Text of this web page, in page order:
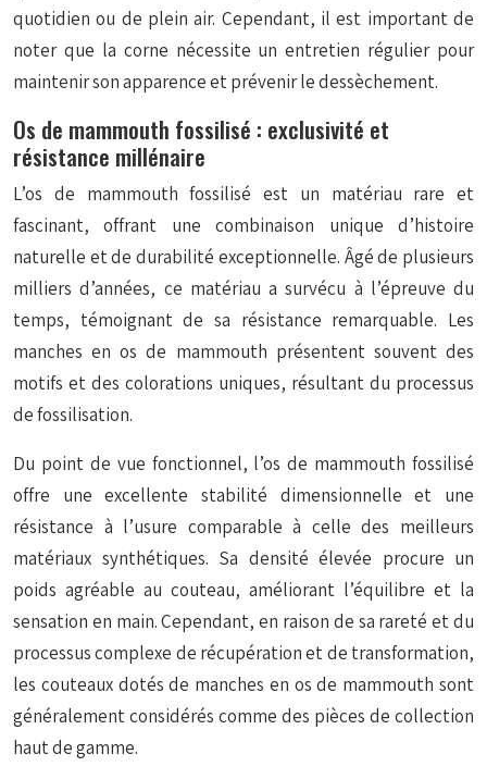
quotidien ou de plein air. Cependant, il est important de
noter que la corne nécessite un entretien régulier pour
maintenir son apparence et prévenir le dessèchement.
Os de mammouth fossilisé : exclusivité et
résistance millénaire
L’os de mammouth fossilisé est un matériau rare et
fascinant, offrant une combinaison unique d’histoire
naturelle et de durabilité exceptionnelle. Âgé de plusieurs
milliers d’années, ce matériau a survécu à l’épreuve du
temps, témoignant de sa résistance remarquable. Les
manches en os de mammouth présentent souvent des
motifs et des colorations uniques, résultant du processus
de fossilisation.
Du point de vue fonctionnel, l’os de mammouth fossilisé
offre une excellente stabilité dimensionnelle et une
résistance à l’usure comparable à celle des meilleurs
matériaux synthétiques. Sa densité élevée procure un
poids agréable au couteau, améliorant l’équilibre et la
sensation en main. Cependant, en raison de sa rareté et du
processus complexe de récupération et de transformation,
les couteaux dotés de manches en os de mammouth sont
généralement considérés comme des pièces de collection
haut de gamme.